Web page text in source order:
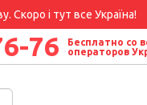
Скоро і тут все Україна!
76
Бесплатно со
операторов